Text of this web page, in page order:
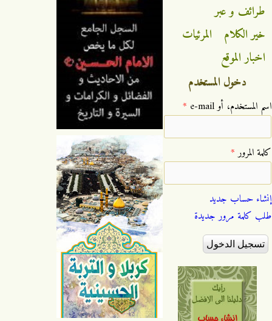
طرائف و عبر
خير الكلام
المرئيات
اخبار الموقع
دخول المستخدم
‏اسم المستخدم، أو e-mail ‏ *
‏كلمة المرور ‏*
إنشاء حساب جديد
طلب كلمة مرور جديدة